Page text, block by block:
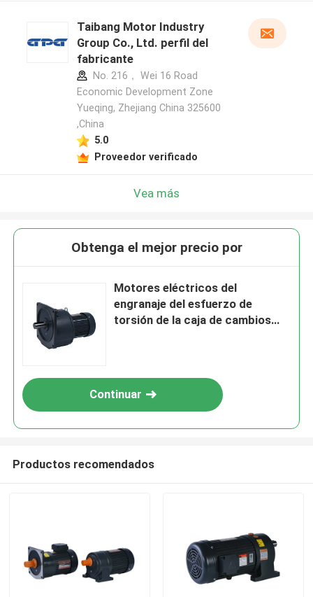
Taibang Motor Industry
Group Co., Ltd. perfil del
fabricante
No. 216， Wei 16 Road
Economic Development Zone
Yueqing, Zhejiang China 325600
,China
5.0
Proveedor verificado
Vea más
Obtenga el mejor precio por
Motores eléctricos del
engranaje del esfuerzo de
torsión de la caja de cambios
Continuar
Productos recomendados